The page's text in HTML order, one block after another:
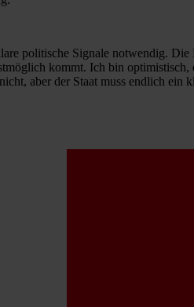
politische Signale notwendig.
kommt. Ich bin
aber der Staat muss endlich ein